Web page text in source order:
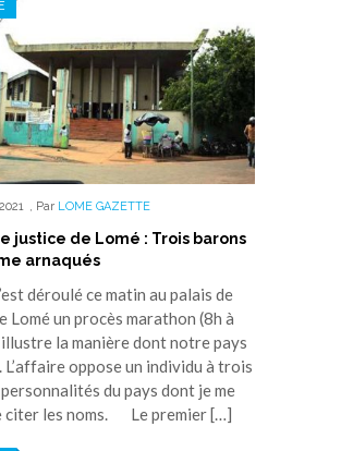
Par LOME GAZETTE
justice de Lomé : Trois barons
arnaqués
déroulé ce matin au palais de
Lomé un procès marathon (8h à
la manière dont notre pays
L’affaire oppose un individu à trois
du pays dont je me
citer les noms. Le premier […]